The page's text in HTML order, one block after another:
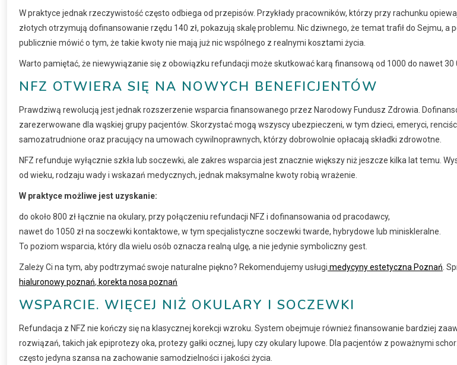
W praktyce jednak rzeczywistość często odbiega od przepisów. Przykłady pracowników, którzy przy rachunku
złotych otrzymują dofinansowanie rzędu 140 zł, pokazują skalę problemu. Nic dziwnego, że temat trafił do Sejmu, a
publicznie mówić o tym, że takie kwoty nie mają już nic wspólnego z realnymi kosztami życia.
Warto pamiętać, że niewywiązanie się z obowiązku refundacji może skutkować karą finansową od 1000 do nawet 30
NFZ OTWIERA SIĘ NA NOWYCH BENEFICJENTÓW
Prawdziwą rewolucją jest jednak rozszerzenie wsparcia finansowanego przez Narodowy Fundusz Zdrowia.
zarezerwowane dla wąskiej grupy pacjentów. Skorzystać mogą wszyscy ubezpieczeni, w tym dzieci, emeryci,
samozatrudnione oraz pracujący na umowach cywilnoprawnych, którzy dobrowolnie opłacają składki zdrowotne.
NFZ refunduje wyłącznie szkła lub soczewki, ale zakres wsparcia jest znacznie większy niż jeszcze kilka lat temu.
od wieku, rodzaju wady i wskazań medycznych, jednak maksymalne kwoty robią wrażenie.
W praktyce możliwe jest uzyskanie:
do około 800 zł łącznie na okulary, przy połączeniu refundacji NFZ i dofinansowania od pracodawcy,
nawet do 1050 zł na soczewki kontaktowe, w tym specjalistyczne soczewki twarde, hybrydowe lub miniskleralne.
To poziom wsparcia, który dla wielu osób oznacza realną ulgę, a nie jedynie symboliczny gest.
Zależy Ci na tym, aby podtrzymać swoje naturalne piękno? Rekomendujemy usługi medycyny estetyczna Poznań .
hialuronowy poznań, korekta nosa poznań
WSPARCIE. WIĘCEJ NIŻ OKULARY I SOCZEWKI
Refundacja z NFZ nie kończy się na klasycznej korekcji wzroku. System obejmuje również finansowanie bardziej
rozwiązań, takich jak epiprotezy oka, protezy gałki ocznej, lupy czy okulary lupowe. Dla pacjentów z poważnymi
często jedyna szansa na zachowanie samodzielności i jakości życia.